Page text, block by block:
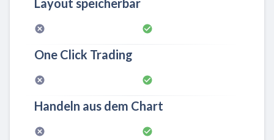
One Click Trading
Handeln aus dem Chart